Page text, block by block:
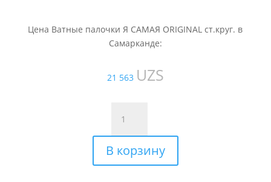
Цена Ватные палочки Я САМАЯ ORIGINAL ст.круг. в
Самарканде:
21 563 UZS
товара
Ватные
палочки
Я
В корзину